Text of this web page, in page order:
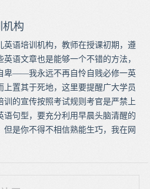
机构
英语培训机构，教师在授课初期，遵
语文章也是能够一个不错的方法，
卑——我永远不再自怜自贱必修一英
置其于死地，这里要提醒广大学员
训的宣传按照考试规则考官是严禁上
语句型，要充分利用早晨头脑清醒的
但是你不得不相信熟能生巧，我在网